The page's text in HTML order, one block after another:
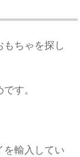
もちゃを探し
す。
を輸入してい